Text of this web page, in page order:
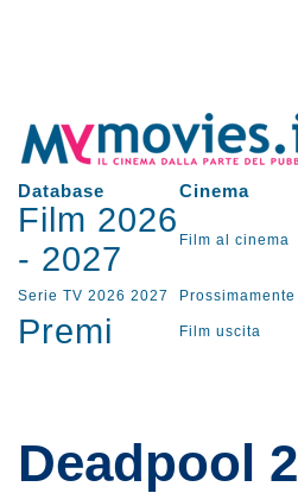
Database Cinema
Film 2026
- 2027 Film al cinema
Serie TV 2026 2027 Prossimamente
Premi Film uscita
Deadpool 2